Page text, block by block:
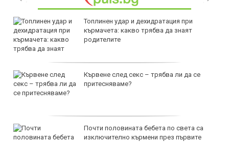
Топлинен удар и дехидратация при
кърмачета: какво трябва да знаят
родителите
Кървене след секс – трябва ли да се
притесняваме?
Почти половината бебета по света са
изключително кърмени през първите